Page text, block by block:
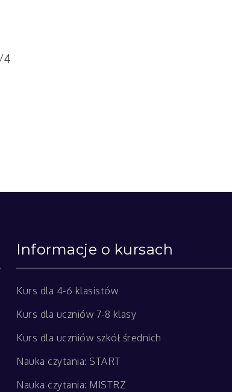
4
Informacje o kursach
Kurs dla 4-6 klasistów
Kurs dla uczniów 7-8 klasy
Kurs dla uczniów szkół średnich
Nauka czytania: START
Nauka czytania: MISTRZ